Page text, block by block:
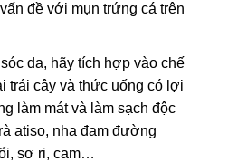
đề với mụn trứng cá trên
da, hãy tích hợp vào chế
trái cây và thức uống có lợi
làm mát và làm sạch độc
atiso, nha đam đường
sơ ri, cam…